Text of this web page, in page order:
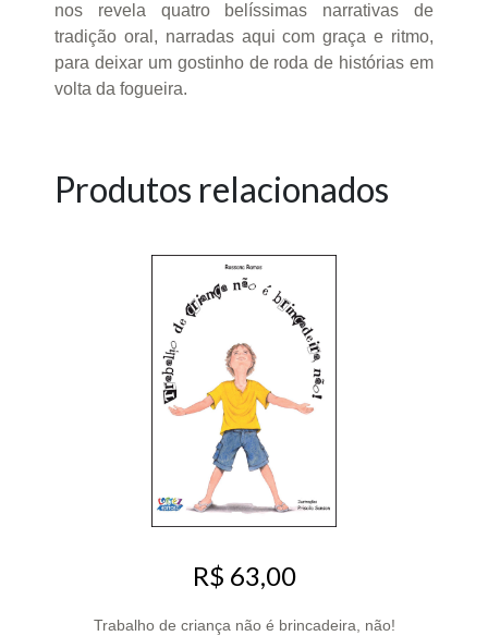
nos revela quatro belíssimas narrativas de
tradição oral, narradas aqui com graça e ritmo,
para deixar um gostinho de roda de histórias em
volta da fogueira.
Produtos relacionados
R$ 63,00
Trabalho de criança não é brincadeira, não!